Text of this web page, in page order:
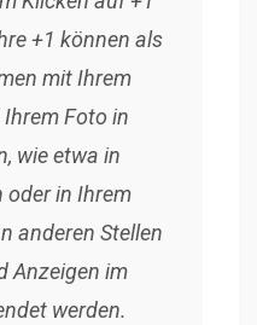
+1 können als
mit Ihrem
Foto in
wie etwa in
oder in Ihrem
anderen Stellen
Anzeigen im
werden.